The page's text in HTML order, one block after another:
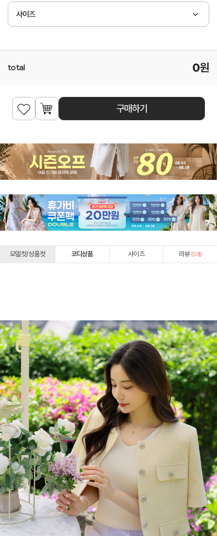
사이즈
total 0원
구매하기
모델컷/상품컷 코디상품 사이즈 리뷰 (0개)